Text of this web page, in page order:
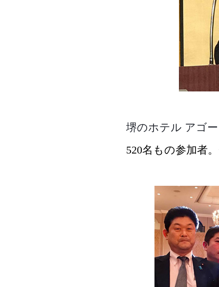
堺のホテル アゴ
520名もの参加者